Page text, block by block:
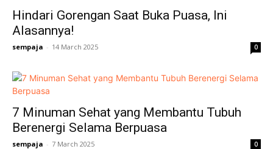
Hindari Gorengan Saat Buka Puasa, Ini
Alasannya!
sempaja - 14 March 2025 0
7 Minuman Sehat yang Membantu Tubuh
Berenergi Selama Berpuasa
sempaja - 7 March 2025 0